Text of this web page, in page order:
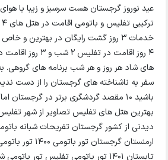
عید نوروز گرجستان هست سرسبز و زیبا با
۴ روز اقامت در
های شاد هر روز و هر شب برنامه های گروهی. به
سفر به ناشناخته های گرجستان را از دست
باشید 10 مقصد گردشگری برتر در
بهترین هتل های تفلیس تصاویر از شهر
دیدنی از کشور گرجستان تفریحات شبانه